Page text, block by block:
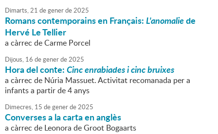
Dimarts,21 degenerde2025
Romans contemporains en Français:L'anomaliede
Hervé Le Tellier
a càrrec de Carme Porcel
Dijous, 16 degenerde2025
Hora del conte:Cinc enrabiades i cinc bruixes
a càrrec de Núria Massuet. Activitat recomanada per a
infants a partir de 4 anys
Dimecres, 15 degenerde2025
Converses a la carta en anglès
a càrrec de Leonora de Groot Bogaarts